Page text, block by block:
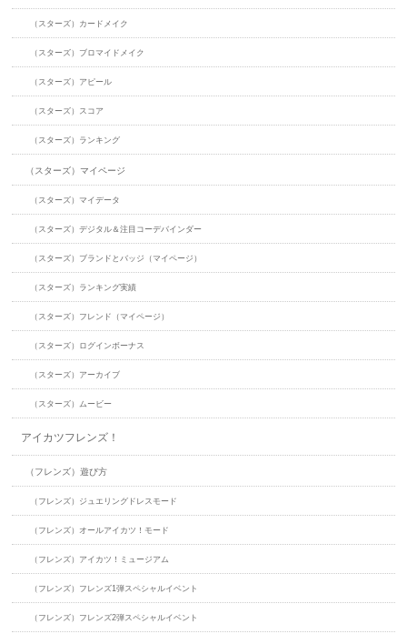
（スターズ）カードメイク
（スターズ）ブロマイドメイク
（スターズ）アピール
（スターズ）スコア
（スターズ）ランキング
（スターズ）マイページ
（スターズ）マイデータ
（スターズ）デジタル＆注目コーデバインダー
（スターズ）ブランドとバッジ（マイページ）
（スターズ）ランキング実績
（スターズ）フレンド（マイページ）
（スターズ）ログインボーナス
（スターズ）アーカイブ
（スターズ）ムービー
アイカツフレンズ！
（フレンズ）遊び方
（フレンズ）ジュエリングドレスモード
（フレンズ）オールアイカツ！モード
（フレンズ）アイカツ！ミュージアム
（フレンズ）フレンズ1弾スペシャルイベント
（フレンズ）フレンズ2弾スペシャルイベント